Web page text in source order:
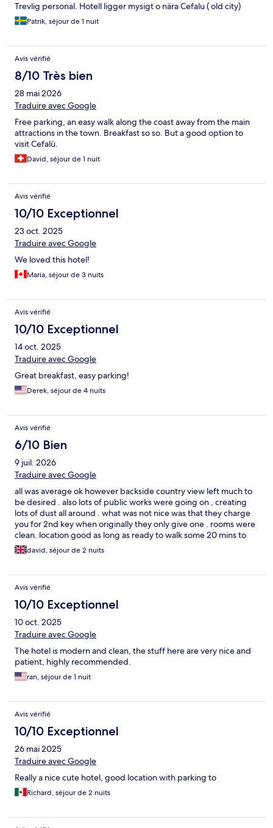
Trevlig personal. Hotell ligger mysigt o nära Cefalu ( old city)
Patrik, séjour de 1 nuit
Avis vérifié
8/10 Très bien
28 mai 2026
Traduire avec Google
Free parking, an easy walk along the coast away from the main
attractions in the town. Breakfast so so. But a good option to
visit Cefalù.
David, séjour de 1 nuit
Avis vérifié
10/10 Exceptionnel
23 oct. 2025
Traduire avec Google
We loved this hotel!
Maria, séjour de 3 nuits
Avis vérifié
10/10 Exceptionnel
14 oct. 2025
Traduire avec Google
Great breakfast, easy parking!
Derek, séjour de 4 nuits
Avis vérifié
6/10 Bien
9 juil. 2026
Traduire avec Google
all was average ok however backside country view left much to
be desired . also lots of public works were going on , creating
lots of dust all around . what was not nice was that they charge
you for 2nd key when originally they only give one . rooms were
clean. location good as long as ready to walk some 20 mins to
old town , which has nice sea views of the marina .
david, séjour de 2 nuits
Avis vérifié
10/10 Exceptionnel
10 oct. 2025
Traduire avec Google
The hotel is modern and clean, the stuff here are very nice and
patient, highly recommended.
ran, séjour de 1 nuit
Avis vérifié
10/10 Exceptionnel
26 mai 2025
Traduire avec Google
Really a nice cute hotel, good location with parking to
Richard, séjour de 2 nuits